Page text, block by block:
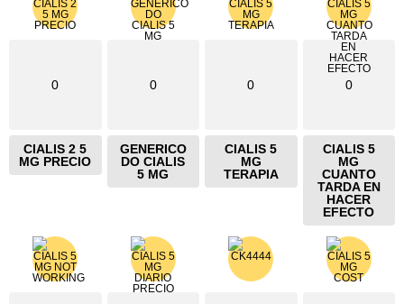
0
CIALIS 2 5
MG PRECIO
0
GENERICO
DO CIALIS
5 MG
0
CIALIS 5
MG
TERAPIA
0
CIALIS 5
MG
CUANTO
TARDA EN
HACER
EFECTO